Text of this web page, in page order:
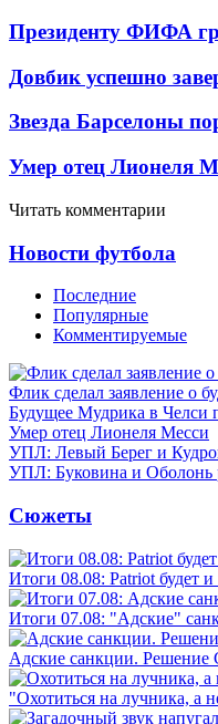
Президенту ФИФА
Довбик успешно
Звезда Барселоны
Умер отец Лионеля
Читать комментарии
Новости футбола
Последние
Популярные
Комментируемые
Флик сделал заявление о
Будущее Мудрика в Челси
Умер отец Лионеля Месси
УПЛ: Левый Берег и
УПЛ: Буковина и Оболонь
Сюжеты
Итоги 08.08: Patriot будет
Итоги 07.08: "Адские"
Адские санкции.
"Охотиться на лучника, а